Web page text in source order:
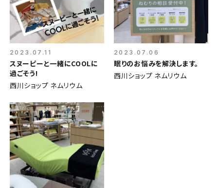
2023.07.11
スヌーピーと一緒にCOOLに
過ごそう!
西川ショップ ネムリウム
2023.07.06
眠りのお悩みを解決します。
西川ショップ ネムリウム